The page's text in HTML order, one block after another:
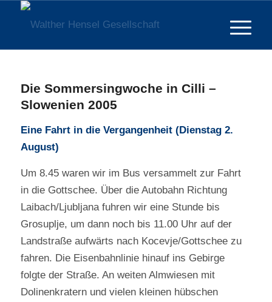
Die Sommersingwoche in Cilli –
Slowenien 2005
Eine Fahrt in die Vergangenheit (Dienstag 2.
August)
Um 8.45 waren wir im Bus versammelt zur Fahrt
in die Gottschee. Über die Autobahn Richtung
Laibach/Ljubljana fuhren wir eine Stunde bis
Grosuplje, um dann noch bis 11.00 Uhr auf der
Landstraße aufwärts nach Kocevje/Gottschee zu
fahren. Die Eisenbahnlinie hinauf ins Gebirge
folgte der Straße. An weiten Almwiesen mit
Dolinenkratern und vielen kleinen hübschen